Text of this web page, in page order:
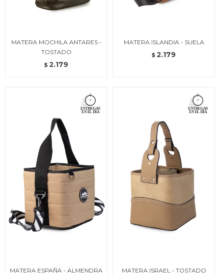
MATERA MOCHILA ANTARES -
TOSTADO
$ 2.179
MATERA ISLANDIA - SUELA
$ 2.179
MATERA ESPAÑA - ALMENDRA MATERA ISRAEL - TOSTADO